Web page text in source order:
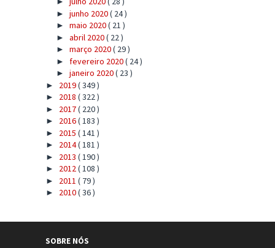
► junho 2020( 24 )
► maio 2020( 21 )
► abril 2020( 22 )
► março 2020( 29 )
► fevereiro 2020( 24 )
► janeiro 2020( 23 )
► 2019( 349 )
► 2018 ( 322 )
► 2017( 220 )
► 2016( 183 )
► 2015 ( 141 )
► 2014( 181 )
► 2013 ( 190 )
► 2012( 108 )
► 2011 ( 79 )
► 2010( 36 )
SOBRE NÓS